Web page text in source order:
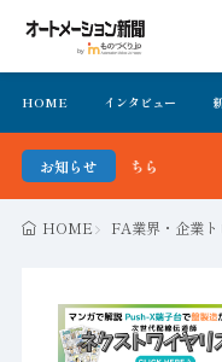
HOME インタビュー
お知らせ
HOME FA業界・企業ト